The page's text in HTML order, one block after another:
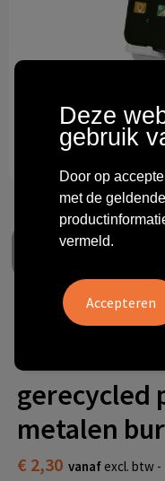
Alhena
gerecycled
metalen
€ 2,30 vanaf excl. btw -
Deze
gebruik
Door op
met de
vermeld.